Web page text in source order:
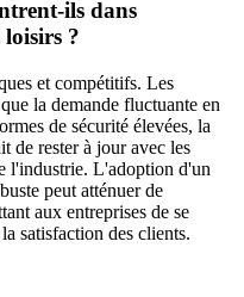
ils dans
?
et compétitifs. Les
la demande fluctuante en
de sécurité élevées, la
de rester à jour avec les
l'industrie. L'adoption d'un
peut atténuer de
aux entreprises de se
satisfaction des clients.